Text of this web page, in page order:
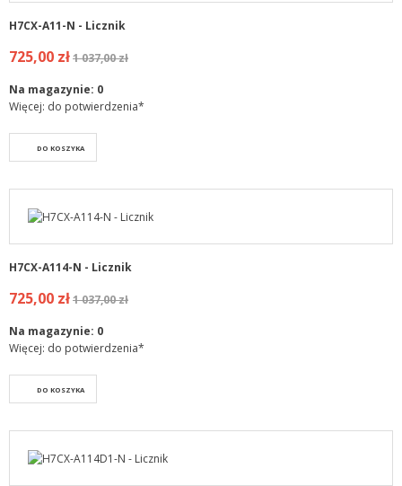
H7CX-A11-N - Licznik
725,00 zł1 037,00 zł
Na magazynie: 0
Więcej: do potwierdzenia*
DO KOSZYKA
H7CX-A114-N - Licznik
725,00 zł1 037,00 zł
Na magazynie: 0
Więcej: do potwierdzenia*
DO KOSZYKA